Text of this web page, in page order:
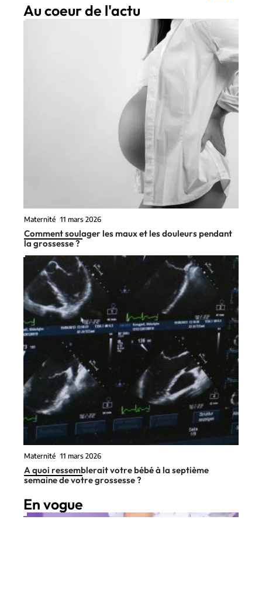
Au coeur de l'actu
Maternité 11 mars 2026
Comment soulager les maux et les douleurs pendant
la grossesse ?
Maternité 11 mars 2026
A quoi ressemblerait votre bébé à la septième
semaine de votre grossesse ?
En vogue